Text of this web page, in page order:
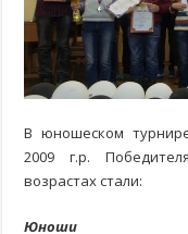
В юношеском
2009 г.р.
возрастах стали:
Юноши